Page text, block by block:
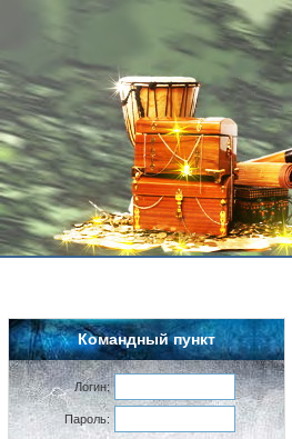
Командный пункт
Логин:
Пароль: